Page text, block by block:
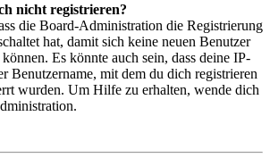
nicht registrieren?
die Board-Administration die Registrierung
hat, damit sich keine neuen Benutzer
Es könnte auch sein, dass deine IP-
Benutzername, mit dem du dich registrieren
wurden. Um Hilfe zu erhalten, wende dich